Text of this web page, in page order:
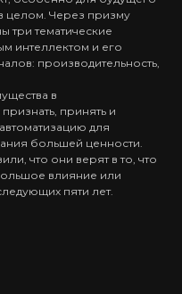
целом. Через призму
три тематические
интеллектом и его
производительность,
в
принять и
для
большей ценности.
что они верят в то, что
влияние или
пяти лет.